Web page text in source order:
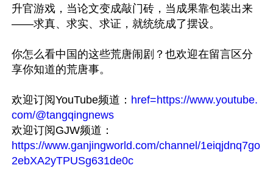
升官游戏，当论文变成敲门砖，当成果靠包装出来
——求真、求实、求证，就统统成了摆设。
你怎么看中国的这些荒唐闹剧？也欢迎在留言区分
享你知道的荒唐事。
欢迎订阅YouTube频道： href=https://www.youtube.
com/@tangqingnews
欢迎订阅GJW频道：
https://www.ganjingworld.com/channel/1eiqjdnq7go
2ebXA2yTPUSg631de0c